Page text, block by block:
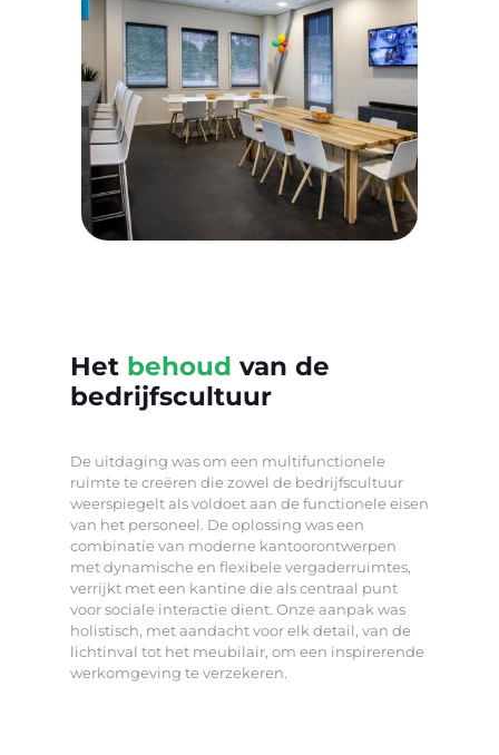
Het behoud van de
bedrijfscultuur
De uitdaging was om een multifunctionele
ruimte te creëren die zowel de bedrijfscultuur
weerspiegelt als voldoet aan de functionele eisen
van het personeel. De oplossing was een
combinatie van moderne kantoorontwerpen
met dynamische en flexibele vergaderruimtes,
verrijkt met een kantine die als centraal punt
voor sociale interactie dient. Onze aanpak was
holistisch, met aandacht voor elk detail, van de
lichtinval tot het meubilair, om een inspirerende
werkomgeving te verzekeren.